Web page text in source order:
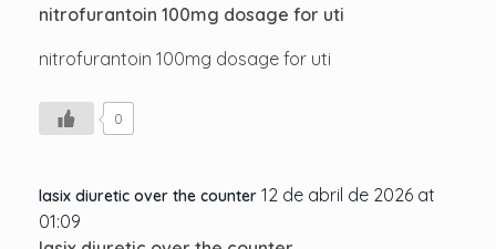
nitrofurantoin 100mg dosage for uti
nitrofurantoin 100mg dosage for uti
0
lasix diuretic over the counter 12 de abril de 2026 at
01:09